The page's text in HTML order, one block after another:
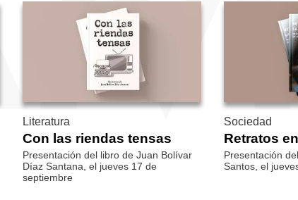
Literatura
Con las riendas tensas
Presentación del libro de Juan Bolívar
Díaz Santana, el jueves 17 de
septiembre
Sociedad
Retratos
Presentación
Santos, el